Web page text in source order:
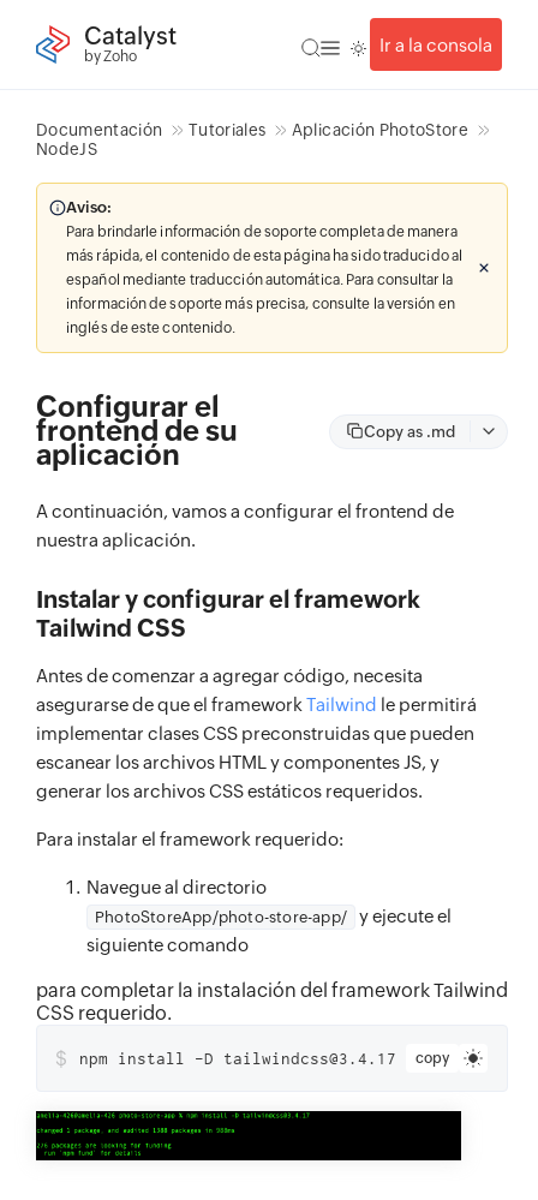
Catalyst
by Zoho
Ir a la consola
Documentación Tutoriales
Aplicación PhotoStore
NodeJS
Aviso:
Para brindarle información de soporte completa de manera
más rápida, el contenido de esta página ha sido traducido al
español mediante traducción automática. Para consultar la
información de soporte más precisa, consulte la versión en
inglés de este contenido.
Configurar el
frontend de su
aplicación
Copy as .md
A continuación, vamos a configurar el frontend de
nuestra aplicación.
Instalar y configurar el framework
Tailwind CSS
Antes de comenzar a agregar código, necesita
asegurarse de que el framework Tailwind le permitirá
implementar clases CSS preconstruidas que pueden
escanear los archivos HTML y componentes JS, y
generar los archivos CSS estáticos requeridos.
Para instalar el framework requerido:
Navegue al directorio
PhotoStoreApp/photo-store-app/
y ejecute el
siguiente comando
para completar la instalación del framework Tailwind
CSS requerido.
copy
$ npm install -D tailwindcss@3.4.17